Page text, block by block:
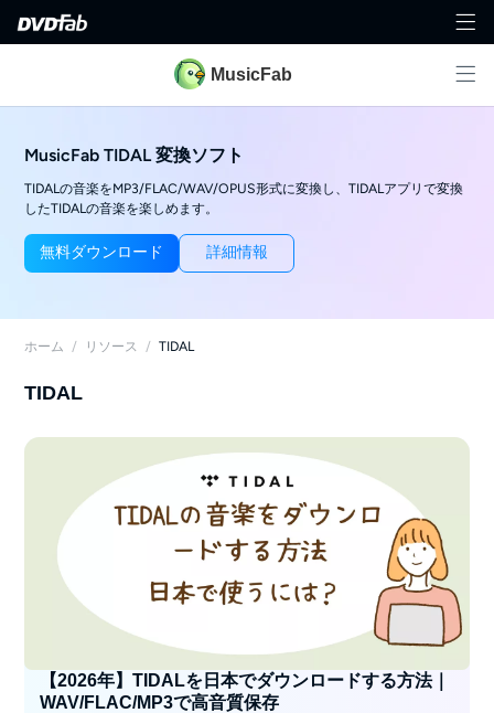
MusicFab
MusicFab TIDAL 変換ソフト
TIDALの音楽をMP3/FLAC/WAV/OPUS形式に変換し、TIDALアプリで変換
したTIDALの音楽を楽しめます。
無料ダウンロード 詳細情報
ホーム / リソース / TIDAL
TIDAL
【2026年】TIDALを日本でダウンロードする方法｜
WAV/FLAC/MP3で高音質保存